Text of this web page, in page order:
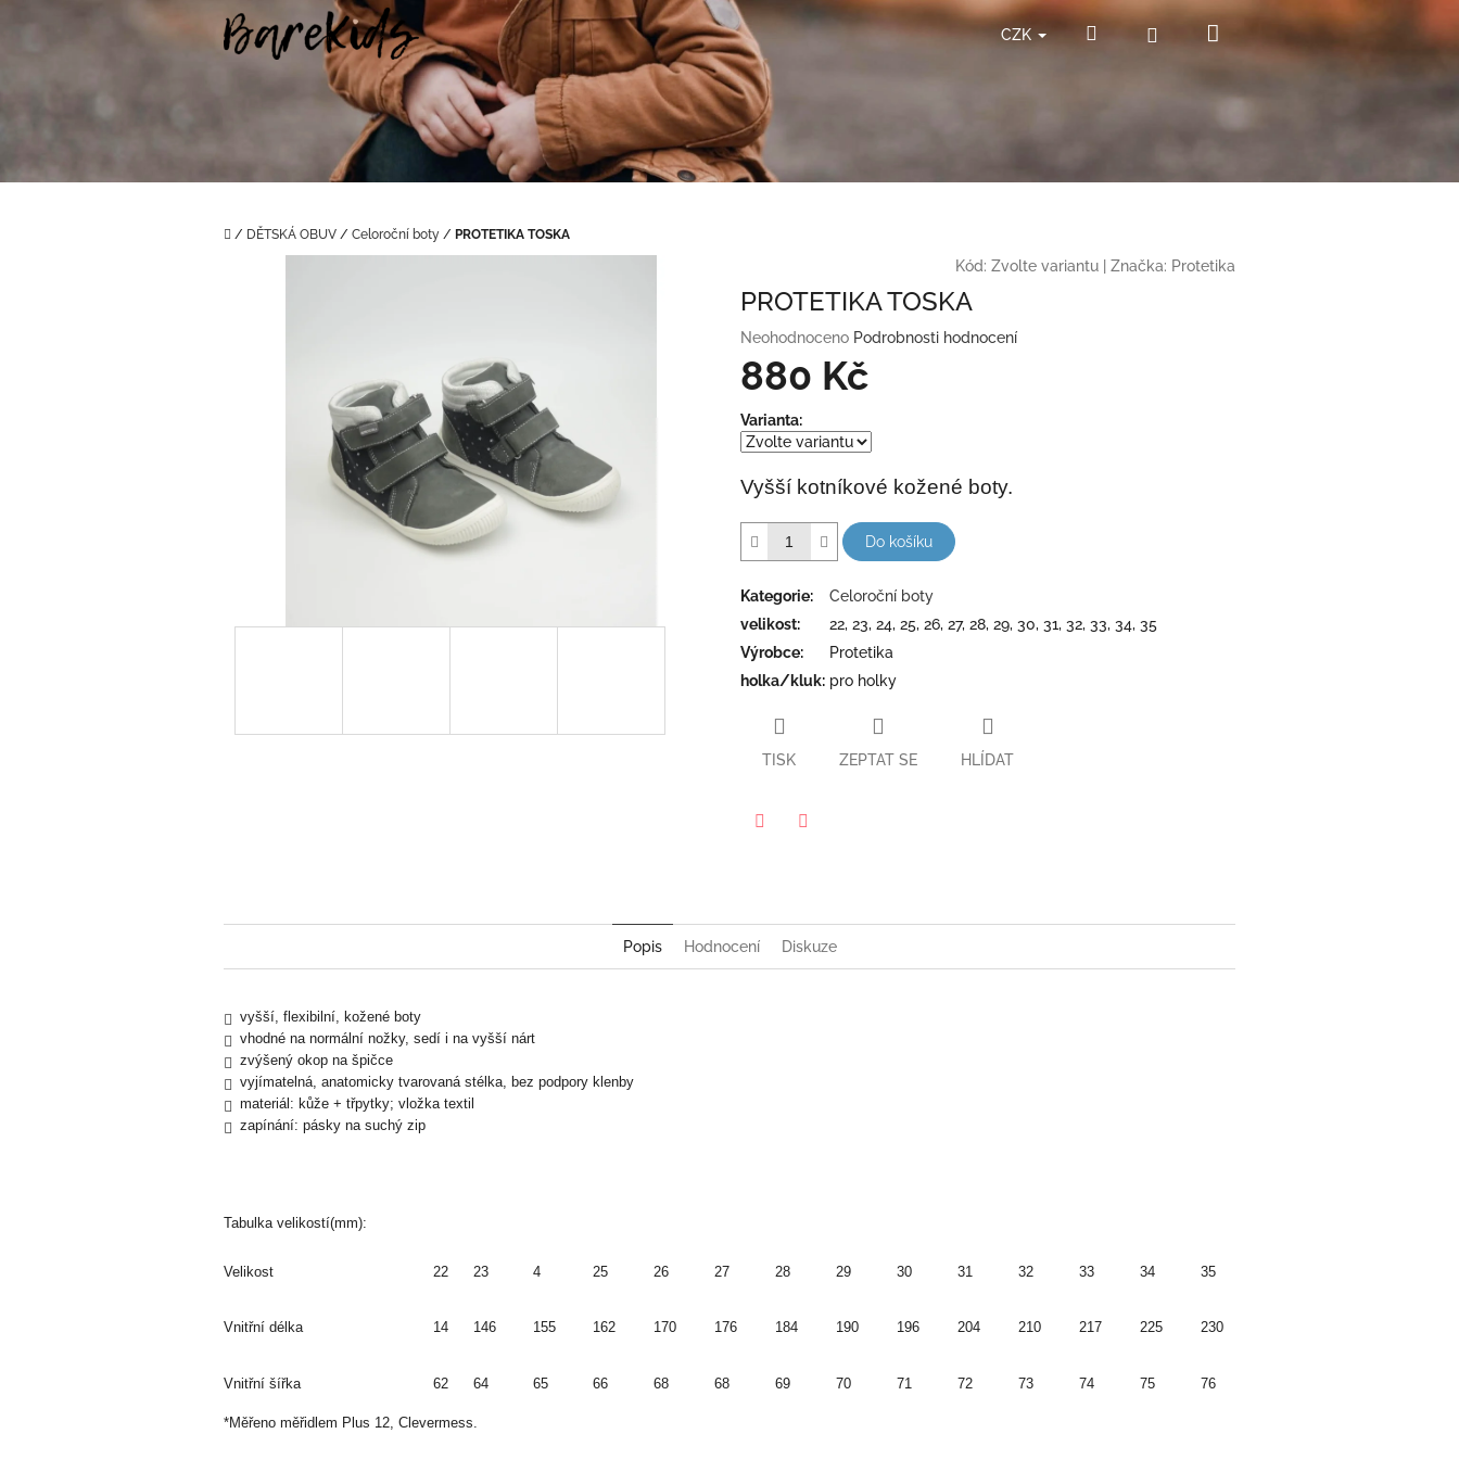
CZK HledatPřihlášeníNákupní
Domů
/ DĚTSKÁ OBUV / Celoroční boty / PROTETIKA TOSKA
Kód: Zvolte variantu Značka: Protetika
PROTETIKA TOSKA
Průměrné
hodnocení
produktu
0,0
z
hvězdiček.
Neohodnoceno Podrobnosti hodnocení
880 Kč
Měrná
cena:
Varianta:
Vyšší kotníkové kožené boty.
Do košíku
Kategorie:
Celoroční boty
velikost:
22, 23, 24, 25, 26, 27, 28, 29, 30, 31, 32, 33, 34, 35
Výrobce:
Protetika
holka/kluk: pro holky
TISK ZEPTAT SE HLÍDAT
Popis Hodnocení Diskuze
vyšší, flexibilní, kožené boty
vhodné na normální nožky, sedí i na vyšší nárt
zvýšený okop na špičce
vyjímatelná, anatomicky tvarovaná stélka, bez podpory klenby
materiál: kůže + třpytky; vložka textil
zapínání: pásky na suchý zip
Tabulka velikostí(mm):
Velikost 22 23 4 25 26 27 28 29 30 31 32 33 34 35
Vnitřní délka 14 146 155 162 170 176 184 190 196 204 210 217 225 230
Vnitřní šířka 62 64 65 66 68 68 69 70 71 72 73 74 75 76
*Měřeno měřidlem Plus 12, Clevermess.